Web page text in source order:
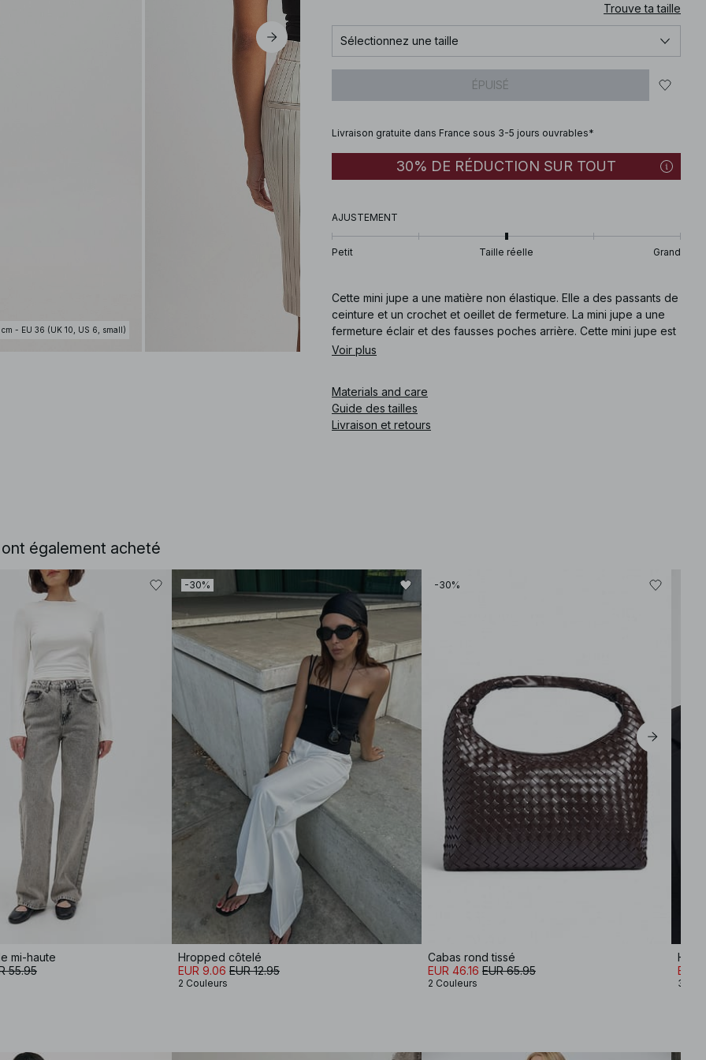
cm - EU 36 (UK 10, US 6, small)
Trouve ta taille
Sélectionnez une taille
ÉPUISÉ
Livraison gratuite dans France sous 3-5 jours ouvrables*
30% DE RÉDUCTION SUR TOUT
AJUSTEMENT
Petit Taille réelle Grand
Cette mini jupe a une matière non élastique. Elle a des passants de
ceinture et un crochet et oeillet de fermeture. La mini jupe a une
fermeture éclair et des fausses poches arrière. Cette mini jupe est
disponible en à rayures.
Voir plus
Materials and care
Guide des tailles
Livraison et retours
également acheté
mi-haute
55.95
-30%
Hropped côtelé
EUR 9.06 EUR 12.95
2 Couleurs
-30%
Cabas rond tissé
EUR 46.16 EUR 65.95
2 Couleurs
Haut
EUR
3